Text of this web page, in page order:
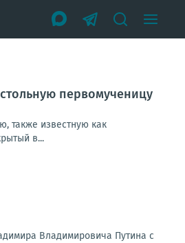
первомученицу
также известную как
в...
Владимировича Путина с